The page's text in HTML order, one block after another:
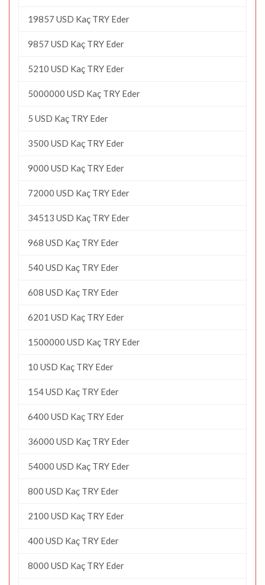
19857 USD Kaç TRY Eder
9857 USD Kaç TRY Eder
5210 USD Kaç TRY Eder
5000000 USD Kaç TRY Eder
5 USD Kaç TRY Eder
3500 USD Kaç TRY Eder
9000 USD Kaç TRY Eder
72000 USD Kaç TRY Eder
34513 USD Kaç TRY Eder
968 USD Kaç TRY Eder
540 USD Kaç TRY Eder
608 USD Kaç TRY Eder
6201 USD Kaç TRY Eder
1500000 USD Kaç TRY Eder
10 USD Kaç TRY Eder
154 USD Kaç TRY Eder
6400 USD Kaç TRY Eder
36000 USD Kaç TRY Eder
54000 USD Kaç TRY Eder
800 USD Kaç TRY Eder
2100 USD Kaç TRY Eder
400 USD Kaç TRY Eder
8000 USD Kaç TRY Eder